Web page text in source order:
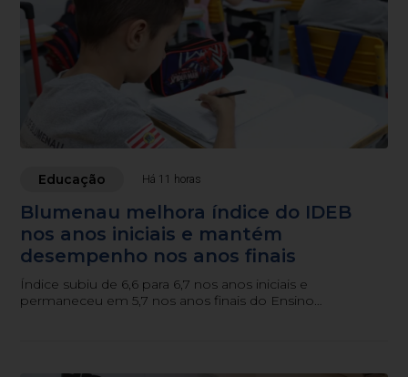
Educação Há 11 horas
Blumenau melhora índice do IDEB
nos anos iniciais e mantém
desempenho nos anos finais
Índice subiu de 6,6 para 6,7 nos anos iniciais e
permaneceu em 5,7 nos anos finais do Ensino